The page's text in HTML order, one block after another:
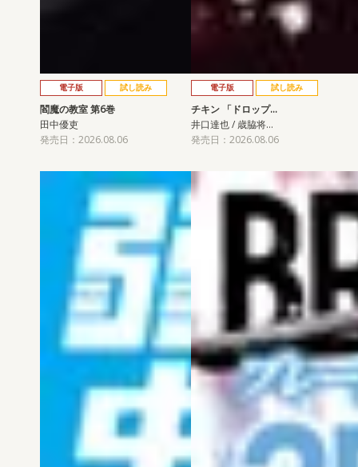
電子版 試し読み
閻魔の教室 第6巻
田中優吏
発売日：2026.08.06
電子版 試し読み
チキン 「ドロップ…
井口達也 / 歳脇将…
発売日：2026.08.06